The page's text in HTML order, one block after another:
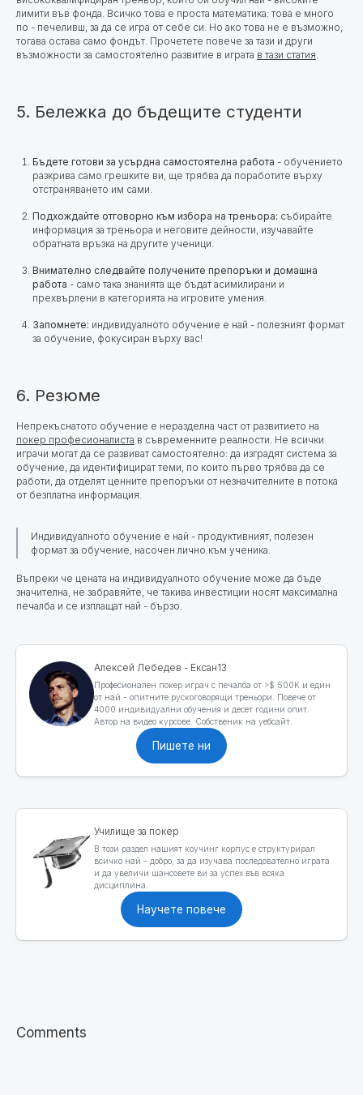
лимити във фонда. Всичко това е проста математика: това е много
по - печеливш, за да се игра от себе си. Но ако това не е възможно,
тогава остава само фондът. Прочетете повече за тази и други
възможности за самостоятелно развитие в играта в тази статия
5. Бележка до бъдещите студенти
Бъдете готови за усърдна самостоятелна работа - обучението
разкрива само грешките ви, ще трябва да поработите върху
отстраняването им сами.
Подхождайте отговорно към избора на треньора: събирайте
информация за треньора и неговите дейности, изучавайте
обратната връзка на другите ученици.
Внимателно следвайте получените препоръки и домашна
работа - само така знанията ще бъдат асимилирани и
прехвърлени в категорията на игровите умения.
Запомнете: индивидуалното обучение е най - полезният формат
за обучение, фокусиран върху вас!
6. Резюме
Непрекъснатото обучение е неразделна част от развитието на
покер професионалиста в съвременните реалности. Не всички
играчи могат да се развиват самостоятелно: да изградят система за
обучение, да идентифицират теми, по които първо трябва да се
работи, да отделят ценните препоръки от незначителните в потока
от безплатна информация.
Индивидуалното обучение е най - продуктивният, полезен
формат за обучение, насочен лично към ученика.
Въпреки че цената на индивидуалното обучение може да бъде
значителна, не забравяйте, че такива инвестиции носят максимална
печалба и се изплащат най - бързо.
Алексей Лебедев - Ексан13
Професионален покер играч с печалба от >$ 500K и един
от най - опитните рускоговорящи треньори. Повече от
4000 индивидуални обучения и десет години опит.
Автор на видео курсове. Собственик на уебсайт.
Пишете ни
Училище за покер
В този раздел нашият коучинг корпус е структурирал
всичко най - добро, за да изучава последователно играта
и да увеличи шансовете ви за успех във всяка
дисциплина.
Научете повече
Comments